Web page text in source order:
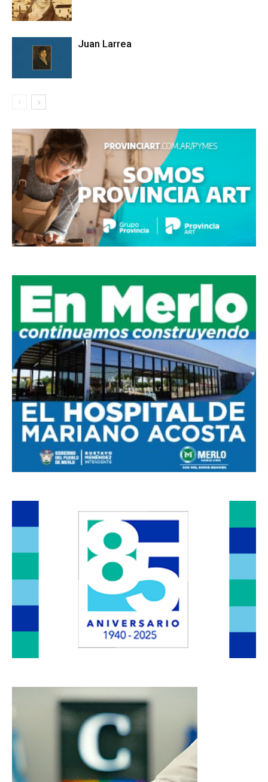
Juan Larrea